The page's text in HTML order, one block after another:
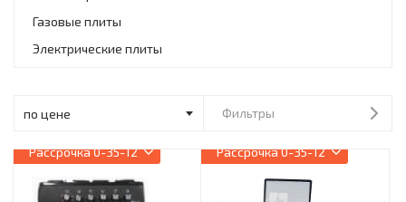
Климатическая техника
Инструменты и техника
Встраиваемая техника
Газовые плиты
Электрические плиты
Фильтры
Рассрочка0-35-12 Рассрочка0-35-12